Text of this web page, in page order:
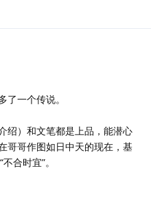
一个传说。
绍）和文笔都是上品，能潜心
哥哥作图如日中天的现在，基
合时宜”。